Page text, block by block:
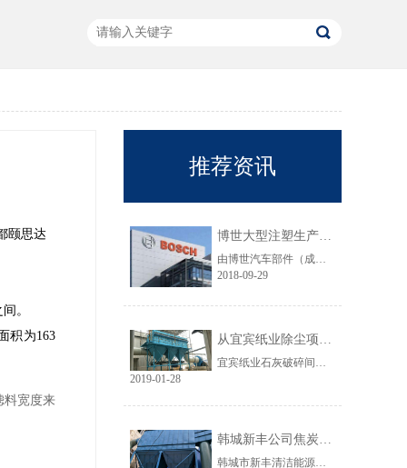
颐思达
。
积为163
宽度来
推荐资讯
博世大型注塑生产线VOC净化工程圆满结束
由博世汽车部件（成都）有限公司委托颐思达设计、制造、安装的大型注塑生产线废气净化工程项目于近日全部竣工，试运行效果显示，运行结果完全符合设计要求。
2018-09-29
从宜宾纸业除尘项目成功范例看低成本环保
宜宾纸业石灰破碎间除尘工程于近期完工，在不足30立方的空间内集成了超过三个篮球场大小的过滤面积，处理风量达每小时7万立方，实现了小体积除尘器处理大风量，开启低成本环保的时代，给处在环保高压政策下不堪重负的企业主们带来福音......
2019-01-28
韩城新丰公司焦炭输送线除尘工程完美收官
韩城市新丰清洁能源科技有限公司隶属于上市公司黑猫焦化，焦炭输送线除尘系统于近期完美收官。该输送线共计500多米长，通过布置在高空走廊里的输送皮带连接为一条完整的生产线，过程分为投料、破碎、筛分、传送等工艺。整条输送线分四个转运站、两条分流线，将制备好的焦炭送入煤气生产工段。各个工艺阶段均有大量焦炭粉尘产生，这不仅严重影响现场职业卫生，而且因产尘点高，污染面覆盖范围广。